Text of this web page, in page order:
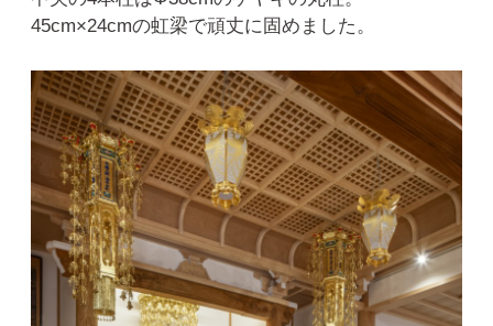
45cm×24cmの虹梁で頑丈に固めました。